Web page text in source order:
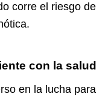
corre el riesgo de
con la salud
en la lucha para